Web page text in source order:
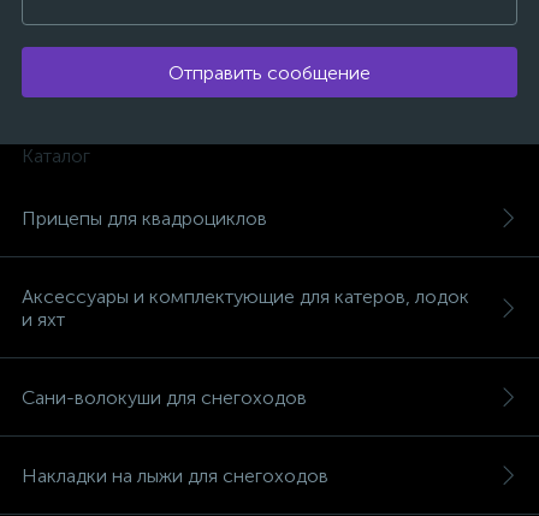
Отправить сообщение
Каталог
Прицепы для квадроциклов
Аксессуары и комплектующие для катеров, лодок
и яхт
Сани-волокуши для снегоходов
Накладки на лыжи для снегоходов